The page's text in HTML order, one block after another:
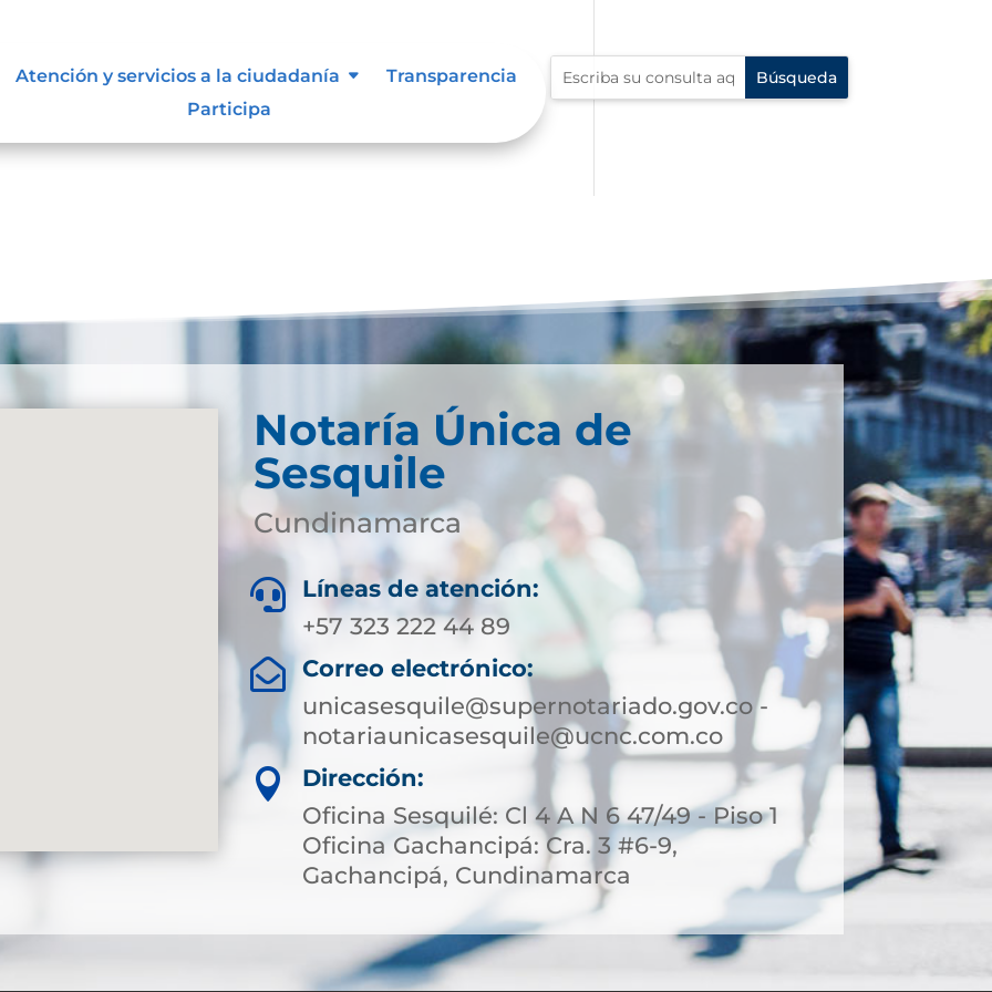
Atención y servicios a la ciudadanía
Transparencia
Participa
les aplique de interés.
Notaría Única de
Sesquile
Cundinamarca

Líneas de atención:
+57 323 222 44 89

Correo electrónico:
unicasesquile@supernotariado.gov.co -
notariaunicasesquile@ucnc.com.co

Dirección:
Oficina Sesquilé: Cl 4 A N 6 47/49 - Piso 1
Oficina Gachancipá: Cra. 3 #6-9,
Gachancipá, Cundinamarca